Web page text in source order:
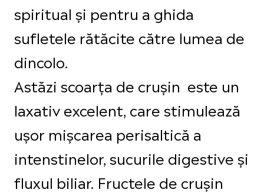
spiritual și pentru a ghida
sufletele rătăcite către lumea de
dincolo.
Astăzi scoarța de crușin este un
laxativ excelent, care stimulează
ușor mișcarea perisaltică a
intenstinelor, sucurile digestive și
fluxul biliar. Fructele de crușin